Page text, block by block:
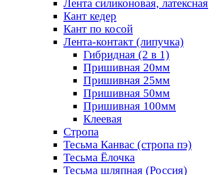
Лента силиконовая, латексная
Кант кедер
Кант по косой
Лента-контакт (липучка)
Гибридная (2 в 1)
Пришивная 20мм
Пришивная 25мм
Пришивная 50мм
Пришивная 100мм
Клеевая
Стропа
Тесьма Канвас (стропа пэ)
Тесьма Ёлочка
Тесьма шляпная (Россия)